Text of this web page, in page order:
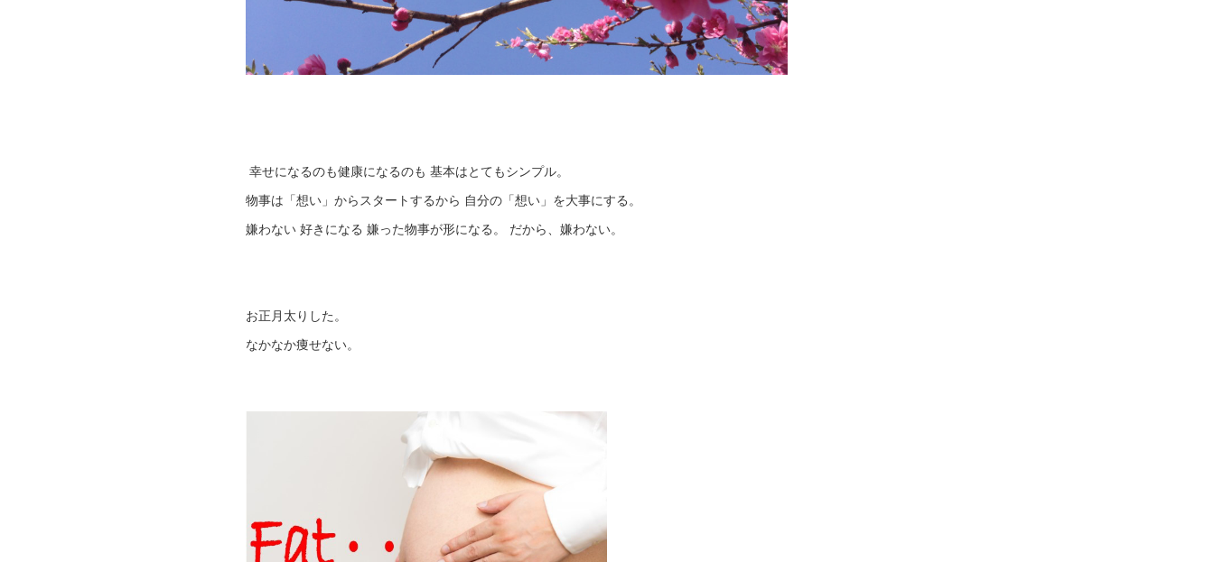
幸せになるのも健康になるのも 基本はとてもシンプル。
物事は「想い」からスタートするから 自分の「想い」を大事にする。
嫌わない 好きになる 嫌った物事が形になる。 だから、嫌わない。
お正月太りした。
なかなか痩せない。